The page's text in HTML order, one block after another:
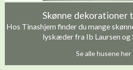
Skønne dekorationer
Hos Tinashjem finder du mange
lyskæder fra Ib Laursen og
Se alle husene her